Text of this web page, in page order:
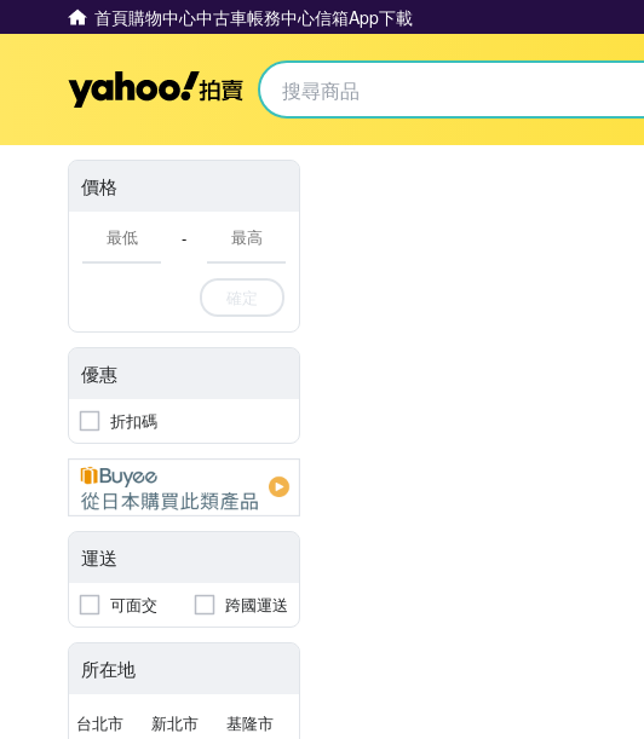
首頁購物中心中古車帳務中心信箱App下載
Yahoo拍賣
價格
-
確定
優惠
折扣碼
運送
可面交 跨國運送
所在地
台北市 新北市 基隆市